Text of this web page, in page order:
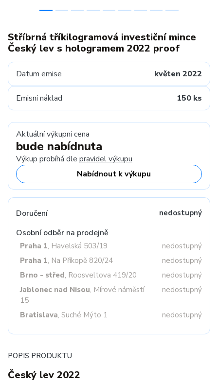
Stříbrná tříkilogramová investiční mince
Český lev s hologramem 2022 proof
Datum emise květen 2022
Emisní náklad 150 ks
Aktuální výkupní cena
bude nabídnuta
Výkup probíhá dle pravidel výkupu
Nabídnout k výkupu
Doručení nedostupný
Osobní odběr na prodejně
Praha 1, Havelská 503/19
nedostupný
Praha 1, Na Příkopě 820/24
nedostupný
Brno - střed, Roosveltova 419/20
nedostupný
Jablonec nad Nisou, Mírové náměstí
15
nedostupný
Bratislava, Suché Mýto 1 nedostupný
POPIS PRODUKTU
Český lev 2022